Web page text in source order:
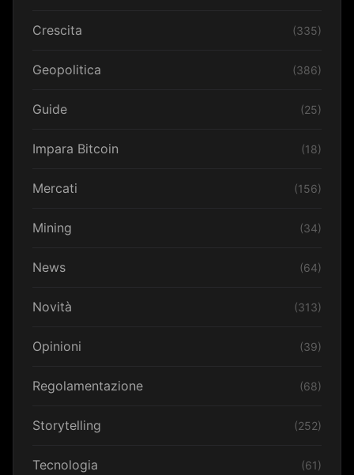
Crescita (335)
Geopolitica (386)
Guide (25)
Impara Bitcoin (18)
Mercati (156)
Mining (34)
News (64)
Novità (313)
Opinioni (39)
Regolamentazione (68)
Storytelling (252)
Tecnologia (61)